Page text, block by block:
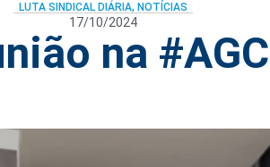
LUTA SINDICAL DIÁRIA, NOTÍCIAS
17/10/2024
na